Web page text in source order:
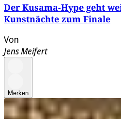
Der Kusama-Hype geht
Kunstnächte zum Finale
Von
Jens Meifert
Merken